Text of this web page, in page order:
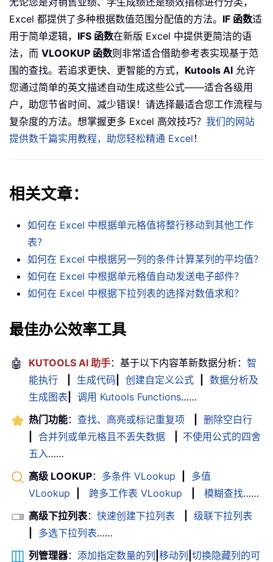
Excel 都提供了多种根据数值范围分配值的方法。 IF 函数适
用于简单逻辑， IFS 函数在新版 Excel 中提供更简洁的语
法，而 VLOOKUP 函数则非常适合借助参考表实现基于范
围的查找。若追求更快、更智能的方式， Kutools AI 允许
您通过简单的英文描述自动生成这些公式——适合各级用
户，助您节省时间、减少错误！请选择最适合您工作流程与
复杂度的方法。想掌握更多 Excel 高效技巧？ 我们的网站
提供数千篇实用教程，助您轻松精通 Excel ！
相关文章：
如何在 Excel 中根据单元格值将整行移动到其他工作
表？
如何在 Excel 中根据另一列的条件计算某列的平均值？
如何在 Excel 中根据单元格值自动发送电子邮件？
如何在 Excel 中根据下拉列表的选择对数值求和？
最佳办公效率工具
🤖 KUTOOLS AI 助手：基于以下内容革新数据分析： 智
能执行
生成代码 创建自定义公式
数据分析及
生成图表
调用 Kutools Functions……
热门功能： 查找、高亮或标记重复项
删除空白行
合并列或单元格且不丢失数据
不使用公式的四舍
五入……
高级 LOOKUP： 多条件 VLookup
多值
VLookup
跨多工作表 VLookup 模糊查找……
高级下拉列表： 快速创建下拉列表
级联下拉列表
多选下拉列表……
列管理器： 添加指定数量的列 移动列 切换隐藏列的可